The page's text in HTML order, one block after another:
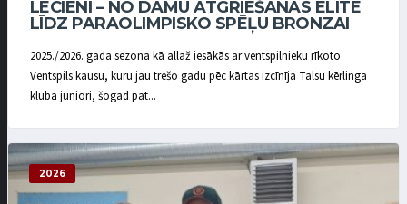
LĒCIENI – NO DĀMU ATGRIEŠANĀS ELITĒ
LĪDZ PARAOLIMPISKO SPĒĻU BRONZAI
2025./2026. gada sezona kā allaž iesākās ar ventspilnieku rīkoto
Ventspils kausu, kuru jau trešo gadu pēc kārtas izcīnīja Talsu kērlinga
kluba juniori, šogad pat...
2026